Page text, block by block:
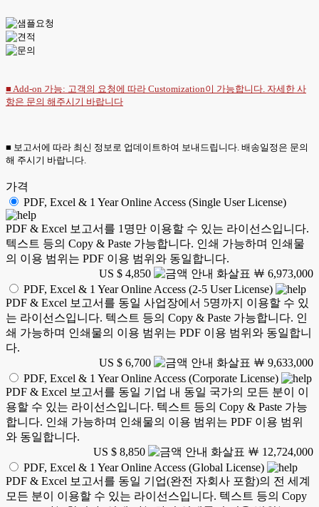
■ Add-on 가능: 고객의 요청에 따라 Customization이 가능합니다. 자세한 사
항은 문의 해주시기 바랍니다
■ 보고서에 따라 최신 정보로 업데이트하여 보내드립니다. 배송일정은 문의
해 주시기 바랍니다.
가격
PDF, Excel & 1 Year Online Access (Single User License)
PDF & Excel 보고서를 1명만 이용할 수 있는 라이선스입니다.
텍스트 등의 Copy & Paste 가능합니다. 인쇄 가능하며 인쇄물
의 이용 범위는 PDF 이용 범위와 동일합니다.
US $ 4,850
￦ 6,973,000
PDF, Excel & 1 Year Online Access (2-5 User License)
PDF & Excel 보고서를 동일 사업장에서 5명까지 이용할 수 있
는 라이선스입니다. 텍스트 등의 Copy & Paste 가능합니다. 인
쇄 가능하며 인쇄물의 이용 범위는 PDF 이용 범위와 동일합니
다.
US $ 6,700
￦ 9,633,000
PDF, Excel & 1 Year Online Access (Corporate License)
PDF & Excel 보고서를 동일 기업 내 동일 국가의 모든 분이 이
용할 수 있는 라이선스입니다. 텍스트 등의 Copy & Paste 가능
합니다. 인쇄 가능하며 인쇄물의 이용 범위는 PDF 이용 범위
와 동일합니다.
US $ 8,850
￦ 12,724,000
PDF, Excel & 1 Year Online Access (Global License)
PDF & Excel 보고서를 동일 기업(완전 자회사 포함)의 전 세계
모든 분이 이용할 수 있는 라이선스입니다. 텍스트 등의 Copy